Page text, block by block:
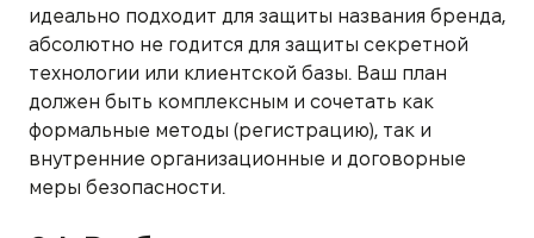
идеально подходит для защиты названия бренда,
абсолютно не годится для защиты секретной
технологии или клиентской базы. Ваш план
должен быть комплексным и сочетать как
формальные методы (регистрацию), так и
внутренние организационные и договорные
меры безопасности.